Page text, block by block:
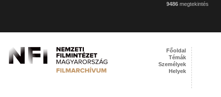
9486 megtekintés
Főoldal
Témák
Személyek
Helyek